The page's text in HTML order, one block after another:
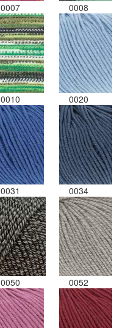
0007 0008
0010 0020
0031 0034
0050 0052